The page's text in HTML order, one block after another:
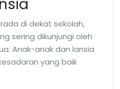
di dekat sekolah,
sering dikunjungi oleh
Anak-anak dan lansia
yang baik